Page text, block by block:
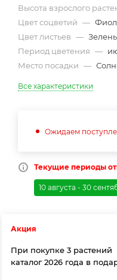
Высота взрослого
Цвет соцветий —
Цвет листьев —
Период цветения —
Место посадки —
Все характеристики
Ожидаем
Текущие периоды
10 августа - 30
Акция
При покупке 3 растений
каталог 2026 года в